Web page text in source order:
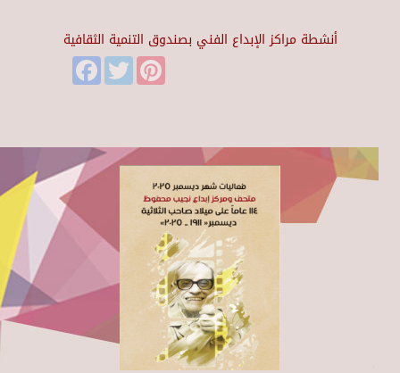
أنشطة مراكز الإبداع الفني بصندوق التنمية الثقافية
FacebookTwitter